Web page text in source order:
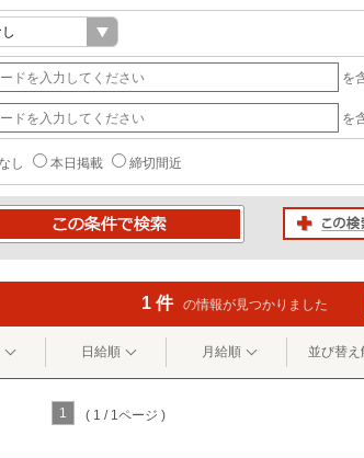
を
を
し 本日掲載 締切間近
1 件 の情報が見つかりました
日給順 月給順 並び替え
1 ( 1 / 1ページ )